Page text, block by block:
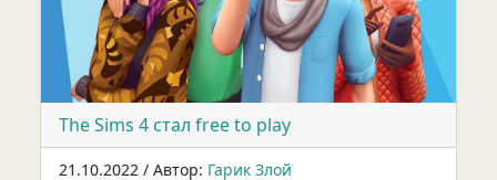
The Sims 4 стал free to play
21.10.2022 / Автор: Гарик Злой